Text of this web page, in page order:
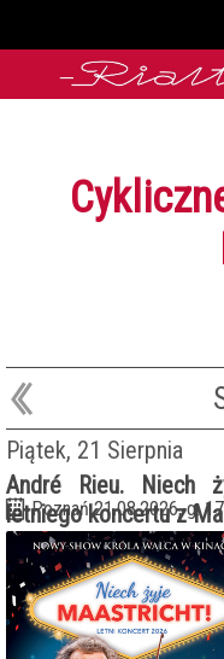
0,00
14 51
Piątek, 21 Sierpnia
André Rieu. Niech
letniego koncertu z
Poznań 21.08.2026, g.